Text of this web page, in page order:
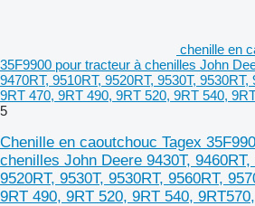
chenille en
35F9900 pour tracteur à chenilles John
9470RT, 9510RT, 9520RT, 9530T, 9530RT,
9RT 470, 9RT 490, 9RT 520, 9RT 540,
5
Chenille en caoutchouc Tagex
chenilles John Deere 9430T, 9460RT,
9520RT, 9530T, 9530RT, 9560RT,
9RT 490, 9RT 520, 9RT 540,